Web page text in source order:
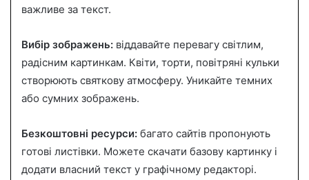
важливе за текст.
Вибір зображень: віддавайте перевагу світлим,
радісним картинкам. Квіти, торти, повітряні кульки
створюють святкову атмосферу. Уникайте темних
або сумних зображень.
Безкоштовні ресурси: багато сайтів пропонують
готові листівки. Можете скачати базову картинку і
додати власний текст у графічному редакторі.